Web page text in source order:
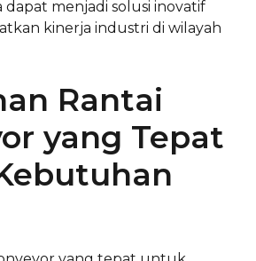
menjadi solusi inovatif
kinerja industri di wilayah
Rantai
yang Tepat